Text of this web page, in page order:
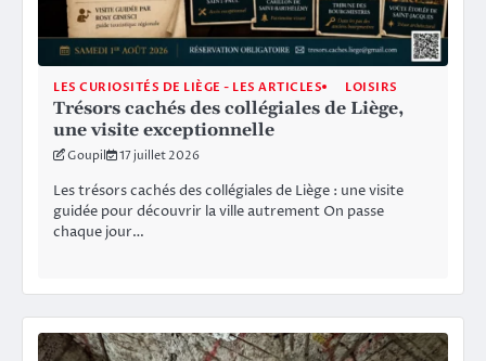
LES CURIOSITÉS DE LIÈGE - LES ARTICLES LOISIRS
Trésors cachés des collégiales de Liège,
une visite exceptionnelle
Goupil 17 juillet 2026
Les trésors cachés des collégiales de Liège : une visite
guidée pour découvrir la ville autrement On passe
chaque jour…